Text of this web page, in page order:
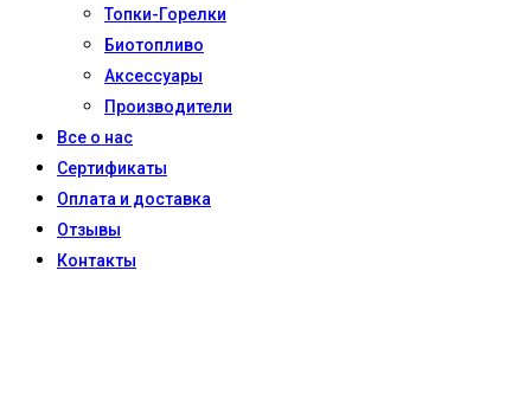
Топки-Горелки
Биотопливо
Аксессуары
Производители
Все о нас
Сертификаты
Оплата и доставка
Отзывы
Контакты